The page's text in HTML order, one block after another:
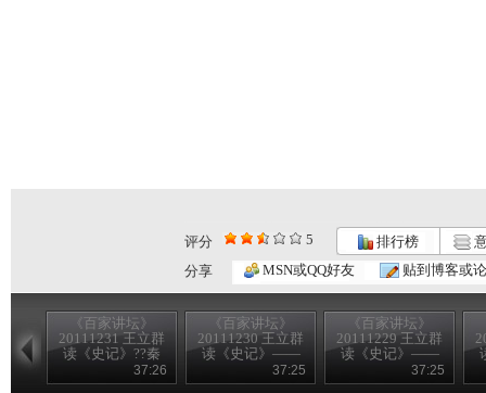
评分 5 排行榜
分享
MSN或QQ好友 贴到博客或
《百家讲坛》
20111231 王立群
读《史记》??秦
始皇（四十七）
难说再见
37:26
《百家讲坛》
20111230 王立群
读《史记》——
秦始皇（四十
六）千古一帝
37:25
《百家讲坛》
20111229 王立群
读《史记》——
秦始皇（四十
五）唐人论秦
37:25